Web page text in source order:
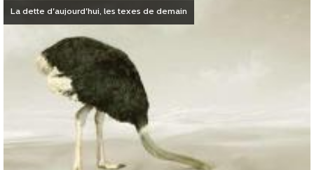
La dette d'aujourd'hui, les texes de demain